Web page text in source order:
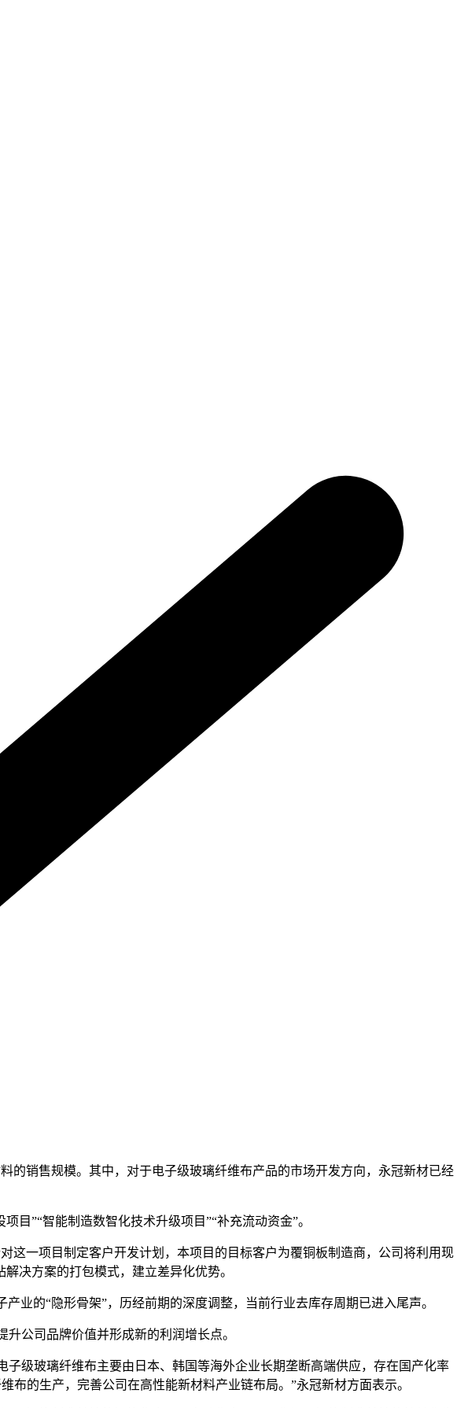
的销售规模。其中，对于电子级玻璃纤维布产品的市场开发方向，永冠新材已经
目”“智能制造数智化技术升级项目”“补充流动资金”。
这一项目制定客户开发计划，本项目的目标客户为覆铜板制造商，公司将利用现
决方案的打包模式，建立差异化优势。
业的“隐形骨架”，历经前期的深度调整，当前行业去库存周期已进入尾声。
公司品牌价值并形成新的利润增长点。
级玻璃纤维布主要由日本、韩国等海外企业长期垄断高端供应，存在国产化率
的生产，完善公司在高性能新材料产业链布局。”永冠新材方面表示。